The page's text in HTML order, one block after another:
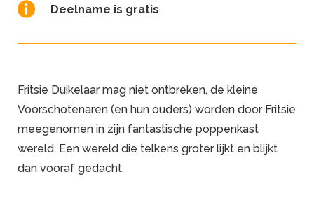
 Deelname is gratis
Fritsie Duikelaar mag niet ontbreken, de kleine
Voorschotenaren (en hun ouders) worden door Fritsie
meegenomen in zijn fantastische poppenkast
wereld. Een wereld die telkens groter lijkt en blijkt
dan vooraf gedacht.